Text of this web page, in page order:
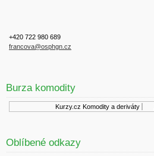
+420 722 980 689
francova@osphgn.cz
Burza komodity
Kurzy.cz Komodity a deriváty
Oblíbené odkazy